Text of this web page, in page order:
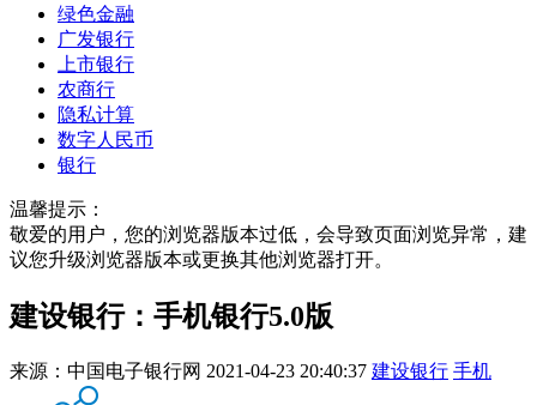
绿色金融
广发银行
上市银行
农商行
隐私计算
数字人民币
银行
温馨提示：
敬爱的用户，您的浏览器版本过低，会导致页面浏览异常，建
议您升级浏览器版本或更换其他浏览器打开。
建设银行：手机银行5.0版
来源： 中国电子银行网 2021-04-23 20:40:37 建设银行 手机